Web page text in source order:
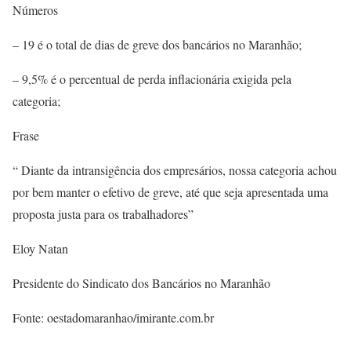
Números
– 19 é o total de dias de greve dos bancários no Maranhão;
– 9,5% é o percentual de perda inflacionária exigida pela
categoria;
Frase
“ Diante da intransigência dos empresários, nossa categoria achou
por bem manter o efetivo de greve, até que seja apresentada uma
proposta justa para os trabalhadores”
Eloy Natan
Presidente do Sindicato dos Bancários no Maranhão
Fonte: oestadomaranhao/imirante.com.br